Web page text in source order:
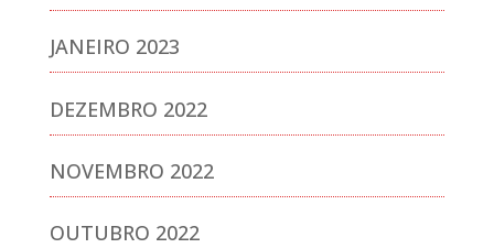
JANEIRO 2023
DEZEMBRO 2022
NOVEMBRO 2022
OUTUBRO 2022